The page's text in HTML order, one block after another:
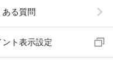
ある質問
ント表示設定